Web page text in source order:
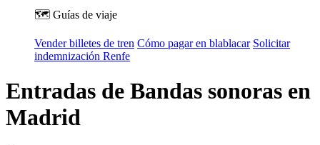
🗺️ Guías de viaje
Vender billetes de tren Cómo pagar en blablacar Solicitar
indemnización Renfe
Entradas de Bandas sonoras en
Madrid